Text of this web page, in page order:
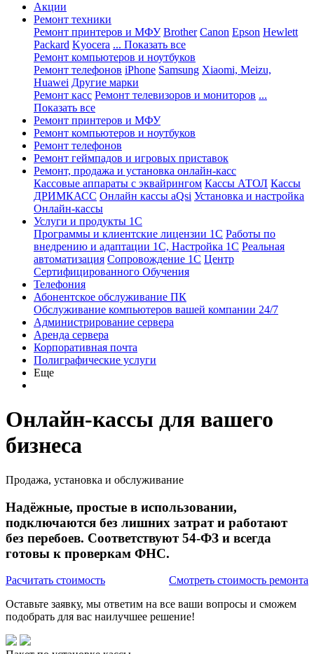
Акции
Ремонт техники
Ремонт принтеров и МФУ Brother Canon Epson Hewlett
Packard Kyocera ... Показать все
Ремонт компьютеров и ноутбуков
Ремонт телефонов iPhone Samsung Xiaomi, Meizu,
Huawei Другие марки
Ремонт касс Ремонт телевизоров и мониторов ...
Показать все
Ремонт принтеров и МФУ
Ремонт компьютеров и ноутбуков
Ремонт телефонов
Ремонт геймпадов и игровых приставок
Ремонт, продажа и установка онлайн-касс
Кассовые аппараты с эквайрингом Кассы АТОЛ Кассы
ДРИМКАСС Онлайн кассы aQsi Установка и настройка
Онлайн-кассы
Услуги и продукты 1С
Программы и клиентские лицензии 1С Работы по
внедрению и адаптации 1С, Настройка 1С Реальная
автоматизация Сопровождение 1С Центр
Сертифицированного Обучения
Телефония
Абонентское обслуживание ПК
Обслуживание компьютеров вашей компании 24/7
Администрирование сервера
Аренда сервера
Корпоративная почта
Полиграфические услуги
Еще
Онлайн-кассы для вашего
бизнеса
Продажа, установка и обслуживание
Надёжные, простые в использовании,
подключаются без лишних затрат и работают
без перебоев. Соответствуют 54-ФЗ и всегда
готовы к проверкам ФНС.
Расчитать стоимость
Смотреть стоимость ремонта
Оставьте заявку, мы ответим на все ваши вопросы и сможем
подобрать для вас наилучшее решение!